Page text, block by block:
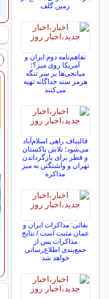
زمین گلف
تفاهم‌نامه دوم ایران و
آمریکا روی میز؟؛
میانجی‌ها بر سر تنگه
هرمز سند جداگانه تهیه
می‌کنند
قالیباف راهی اسلام‌آباد
می‌شود؛ تلاش پاکستان
و قطر برای بازگرداندن
تهران و واشنگتن به میز
مذاکره
بقائی: مذاکرات ایران و
عمان مثبت است / نتایج
مذاکرات پس از
جمع‌بندی اطلاع‌رسانی
خواهد شد